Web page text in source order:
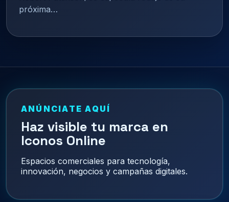
próxima…
ANÚNCIATE AQUÍ
Haz visible tu marca en
Iconos Online
Espacios comerciales para tecnología,
innovación, negocios y campañas digitales.